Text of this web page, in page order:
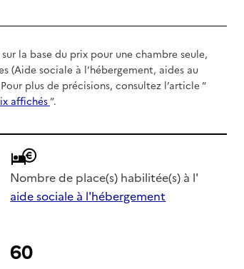
la base du prix pour une chambre seule,
(Aide sociale à l’hébergement, aides au
plus de précisions, consultez l’article “
affichés”.
Nombre de place(s) habilitée(s) à l'
aide sociale à l'hébergement
60